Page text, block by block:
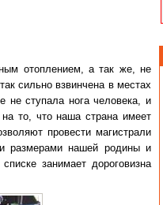
отоплением, а так же, не
сильно взвинчена в местах
не ступала нога человека, и
то, что наша страна имеет
провести магистрали
размерами нашей родины и
занимает дороговизна